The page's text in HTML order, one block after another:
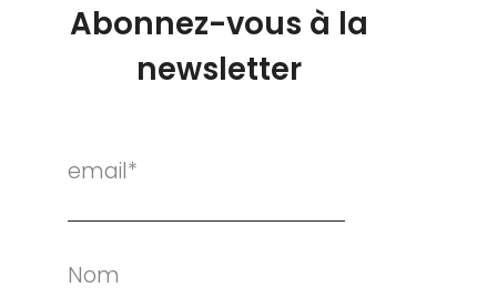
Abonnez-vous à la
newsletter
email*
Nom